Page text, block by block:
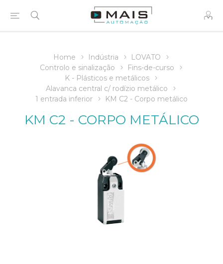
Home Indústria
LOVATO
Controlo e sinalização
Fins-de-curso
K - Plásticos e metálicos
Alavanca central c/ rodízio metálico
1 entrada inferior
KM C2 - Corpo metálico
KM C2 - CORPO METÁLICO